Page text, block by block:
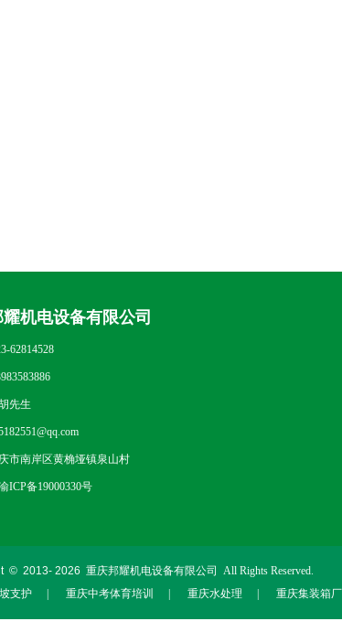
机电设备有限公司
62814528
先生
市南岸区黄桷垭镇泉山村
ICP备19000330号
© 2013- 2026 重庆邦耀机电设备有限公司 All Rights Reserved.
支护 重庆中考体育培训 重庆水处理 重庆集装箱